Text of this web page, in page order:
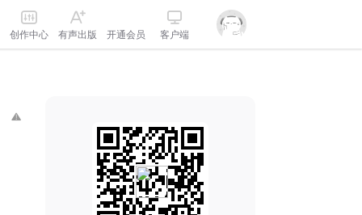
创作中心 有声出版 开通会员 客户端